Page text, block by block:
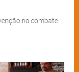
no combate